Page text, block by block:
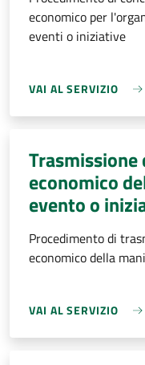
economico per
eventi o iniziative
VAI AL SERVIZIO
economico
evento o
Procedimento di
economico della
VAI AL SERVIZIO